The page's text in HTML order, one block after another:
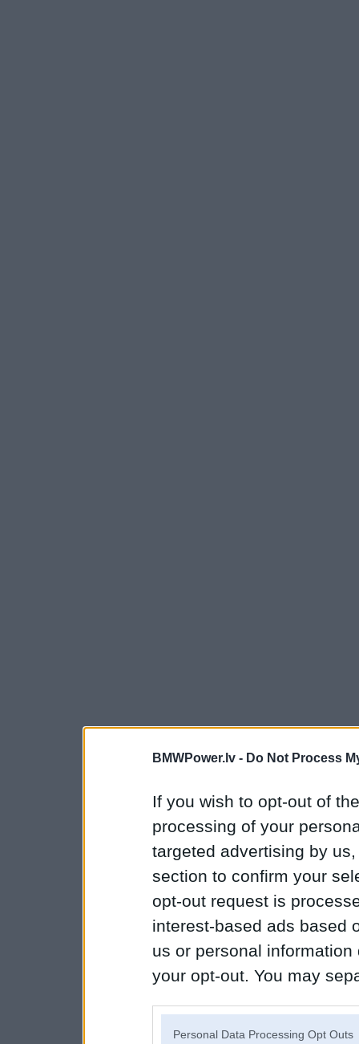
BMWPower.lv - Do Not Process
If you wish to opt-out of
processing of your
targeted advertising by
section to confirm your
opt-out request is
interest-based ads based
us or personal
your opt-out. You may
Personal Data Processing Opt Outs